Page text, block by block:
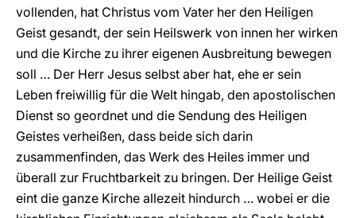
vollenden, hat Christus vom Vater her den Heiligen
Geist gesandt, der sein Heilswerk von innen her wirken
und die Kirche zu ihrer eigenen Ausbreitung bewegen
soll … Der Herr Jesus selbst aber hat, ehe er sein
Leben freiwillig für die Welt hingab, den apostolischen
Dienst so geordnet und die Sendung des Heiligen
Geistes verheißen, dass beide sich darin
zusammenfinden, das Werk des Heiles immer und
überall zur Fruchtbarkeit zu bringen. Der Heilige Geist
eint die ganze Kirche allezeit hindurch … wobei er die